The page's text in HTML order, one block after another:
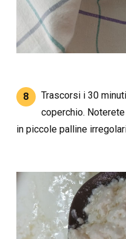
8
Trascorsi i 30
coperchio.
in piccole palline